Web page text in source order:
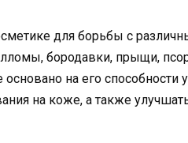
для борьбы с
бородавки, прыщи,
на его способности
на коже, а также